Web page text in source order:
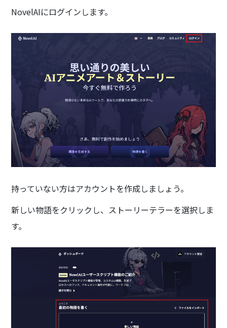
NovelAIにログインします。
持っていない方はアカウントを作成しましょう。
新しい物語をクリックし、ストーリーテラーを選択しま
す。